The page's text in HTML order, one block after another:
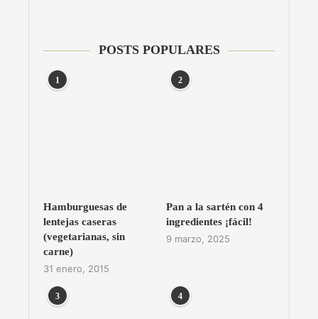
POSTS POPULARES
1
Hamburguesas de
lentejas caseras
(vegetarianas, sin
carne)
31 enero, 2015
2
Pan a la sartén con 4
ingredientes ¡fácil!
9 marzo, 2025
3 4